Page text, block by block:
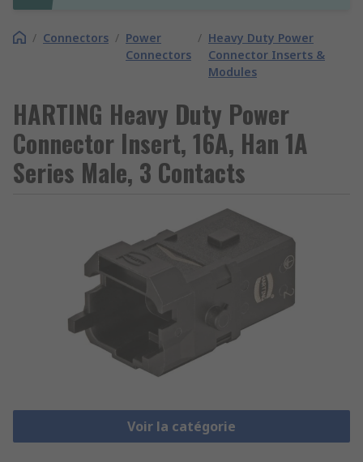
/ Connectors / Power
Connectors
/ Heavy Duty Power
Connector Inserts &
Modules
HARTING Heavy Duty Power
Connector Insert, 16A, Han 1A
Series Male, 3 Contacts
Voir la catégorie